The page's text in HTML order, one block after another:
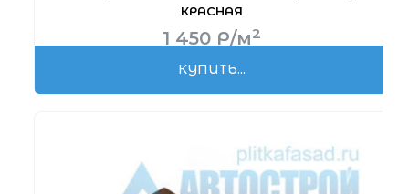
КРАСНАЯ
1 450 Р/м2
КУПИТЬ...